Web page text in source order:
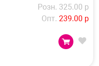
Розн. 325.00 р
Опт. 239.00 р